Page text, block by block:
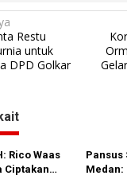
Restu
untuk
DPD Golkar
Rico Waas
Ciptakan
Pansus
Medan: